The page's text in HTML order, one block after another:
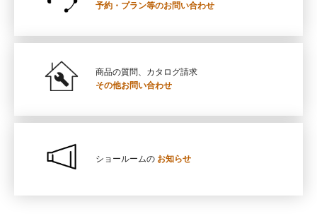
予約・プラン等のお問い合わせ
商品の質問、カタログ請求
その他お問い合わせ
ショールームの お知らせ